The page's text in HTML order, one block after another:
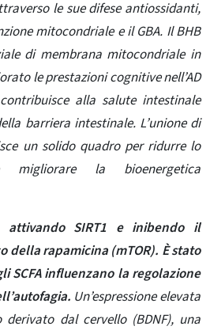
le sue difese antiossidanti,
mitocondriale e il GBA. Il BHB
di membrana mitocondriale in
le prestazioni cognitive nell’AD
alla salute intestinale
barriera intestinale. L’unione di
un solido quadro per ridurre lo
migliorare la bioenergetica
attivando SIRT1 e inibendo il
della rapamicina (mTOR). È stato
SCFA influenzano la regolazione
Un’espressione elevata
dal cervello (BDNF), una